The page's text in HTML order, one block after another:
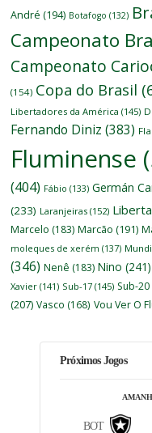
André (194) Botafogo (132)
Campeonato
Campeonato
(154) Copa do Brasil
Libertadores da América (145)
Fernando Diniz (383)
Fluminense
(404) Fábio (133) Germán
(233) Laranjeiras (152)
Marcelo (183) Marcão (191)
moleques de xerém (137)
(346) Nenê (183) Nino (241)
Xavier (141) Sub-17 (145) Sub-20
(207) Vasco (168) Vou Ver O
Próximos Jogos
BOT